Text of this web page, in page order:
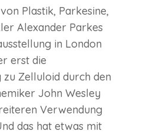
Plastik, Parkesine,
Alexander Parkes
in London
erst die
Zelluloid durch den
John Wesley
Verwendung
das hat etwas mit